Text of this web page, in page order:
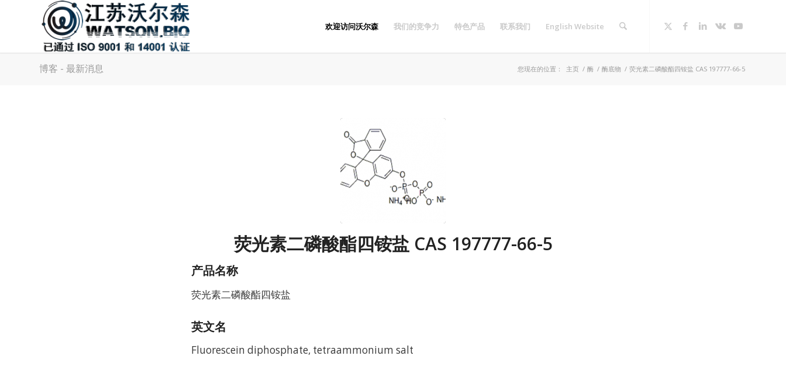
欢迎访问沃尔森 我们的竞争力 特色产品 联系我们 English Website
博客 - 最新消息 您现在的位置： 主页 / 酶 / 酶底物 / 荧光素二磷酸酯四铵盐 CAS 197777-66-5
荧光素二磷酸酯四铵盐 CAS 197777-66-5
产品名称
荧光素二磷酸酯四铵盐
英文名
Fluorescein diphosphate, tetraammonium salt